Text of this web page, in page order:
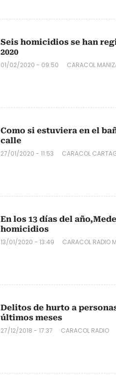
Seis homicidios se han
2020
01/02/2020 - 09:50 CARACOL
Como si estuviera en el
calle
27/01/2020 - 11:53 CARACOL
En los 13 días del
homicidios
13/01/2020 - 13:49 CARACOL RADIO
Delitos de hurto a
últimos meses
27/12/2018 - 17:37 CARACOL RADIO